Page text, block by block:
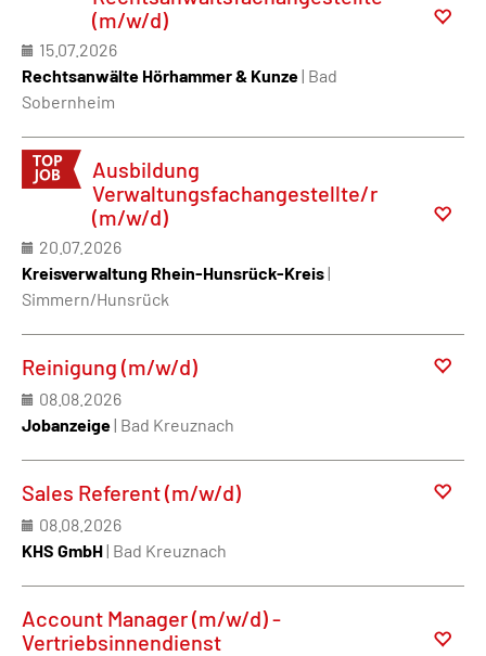
(m/w/d)
15.07.2026
Rechtsanwälte Hörhammer & Kunze| Bad
Sobernheim
Ausbildung
Verwaltungsfachangestellte/r
(m/w/d)
20.07.2026
Kreisverwaltung Rhein-Hunsrück-Kreis|
Simmern/Hunsrück
Reinigung (m/w/d)
08.08.2026
Jobanzeige| Bad Kreuznach
Sales Referent (m/w/d)
08.08.2026
KHS GmbH| Bad Kreuznach
Account Manager (m/w/d) -
Vertriebsinnendienst